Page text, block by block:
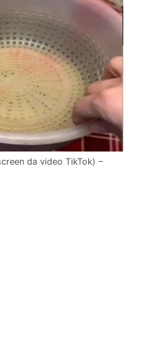
da video TikTok) –